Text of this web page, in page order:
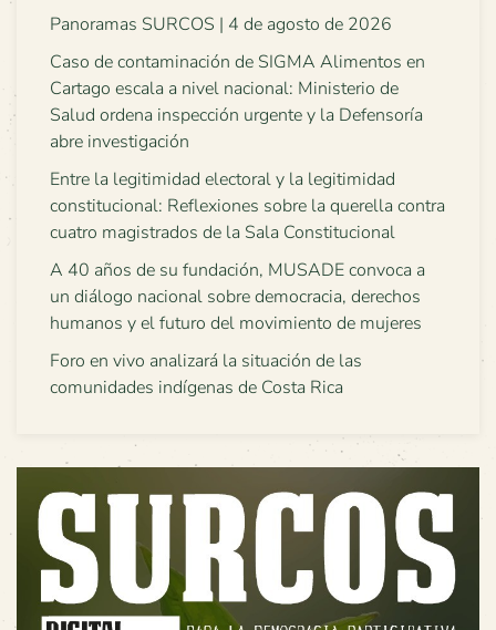
Panoramas SURCOS | 4 de agosto de 2026
Caso de contaminación de SIGMA Alimentos en
Cartago escala a nivel nacional: Ministerio de
Salud ordena inspección urgente y la Defensoría
abre investigación
Entre la legitimidad electoral y la legitimidad
constitucional: Reflexiones sobre la querella contra
cuatro magistrados de la Sala Constitucional
A 40 años de su fundación, MUSADE convoca a
un diálogo nacional sobre democracia, derechos
humanos y el futuro del movimiento de mujeres
Foro en vivo analizará la situación de las
comunidades indígenas de Costa Rica